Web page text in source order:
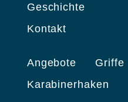
Geschichte
Kontakt
Angebote
Griffe
Karabinerhaken